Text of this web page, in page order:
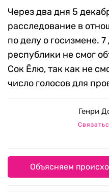
Через два дня 5
расследование в
по делу о госизмене.
республики не смог
Сок Ёлю, так как не
число голосов для
Генри
Объясняем